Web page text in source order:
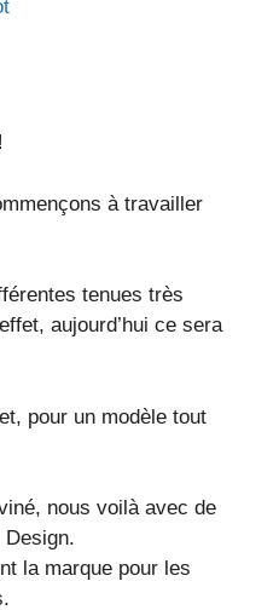
à travailler
tenues très
aujourd’hui ce sera
pour un modèle tout
nous voilà avec de
la marque pour les